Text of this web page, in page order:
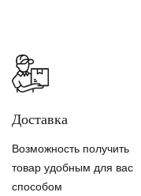
Доставка
Возможность получить
товар удобным для вас
способом